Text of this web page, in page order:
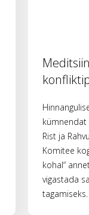
kümnendat
Rist ja
Komitee
kohal“
vigastada
tagamiseks.